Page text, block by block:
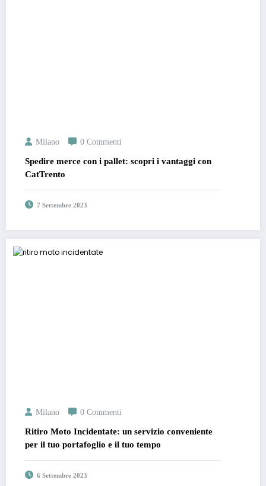
Milano 0 Commenti
Spedire merce con i pallet: scopri i vantaggi con
CatTrento
7 Settembre 2023
Milano 0 Commenti
Ritiro Moto Incidentate: un servizio conveniente
per il tuo portafoglio e il tuo tempo
6 Settembre 2023